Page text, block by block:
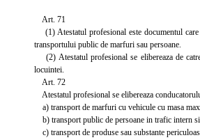
Art. 71
(1) Atestatul profesional este documentul care
transportului public de marfuri sau persoane.
(2) Atestatul profesional se elibereaza de
locuintei.
Art. 72
Atestatul profesional se elibereaza
a) transport de marfuri cu vehicule cu masa
b) transport public de persoane in trafic intern
c) transport de produse sau substante